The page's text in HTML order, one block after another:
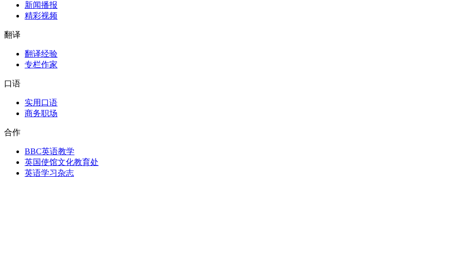
新闻播报
精彩视频
翻译
翻译经验
专栏作家
口语
实用口语
商务职场
合作
BBC英语教学
英国使馆文化教育处
英语学习杂志